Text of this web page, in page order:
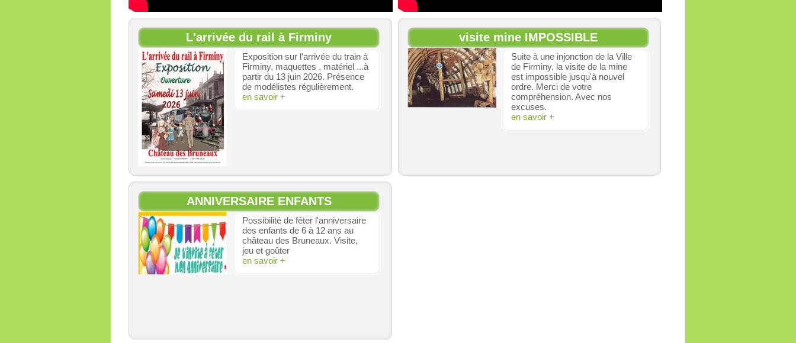
L'arrivée du rail à Firminy
Exposition sur l'arrivée du train à
Firminy, maquettes , matériel ...à
partir du 13 juin 2026. Présence
de modélistes régulièrement.
en savoir +
visite mine IMPOSSIBLE
Suite à une injonction de la Ville
de Firminy, la visite de la mine
est impossible jusqu'à nouvel
ordre. Merci de votre
compréhension. Avec nos
excuses.
en savoir +
ANNIVERSAIRE ENFANTS
Possibilité de fêter l'anniversaire
des enfants de 6 à 12 ans au
château des Bruneaux. Visite,
jeu et goûter
en savoir +